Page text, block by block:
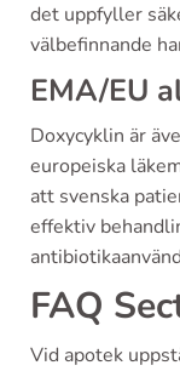
det uppfyller
välbefinnande
EMA/EU
Doxycyklin är
europeiska
att svenska
effektiv
FAQ
Vid apotek